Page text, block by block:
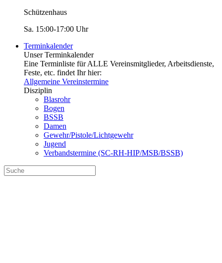
Schützenhaus
Sa. 15:00-17:00 Uhr
Terminkalender
Unser Terminkalender
Eine Terminliste für ALLE Vereinsmitglieder, Arbeitsdienste,
Feste, etc. findet Ihr hier:
Allgemeine Vereinstermine
Disziplin
Blasrohr
Bogen
BSSB
Damen
Gewehr/Pistole/Lichtgewehr
Jugend
Verbandstermine (SC-RH-HIP/MSB/BSSB)